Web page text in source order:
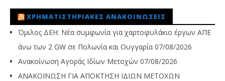
ΧΡΗΜΑΤΙΣΤΗΡΙΑΚΈΣ ΑΝΑΚΟΙΝΏΣΕΙΣ
Όμιλος ΔΕΗ: Νέα συμφωνία για χαρτοφυλάκιο έργων ΑΠΕ
άνω των 2 GW σε Πολωνία και Ουγγαρία 07/08/2026
Ανακοίνωση Αγοράς Ιδίων Μετοχών 07/08/2026
ΑΝΑΚΟΙΝΩΣΗ ΓΙΑ ΑΠΟΚΤΗΣΗ ΙΔΙΩΝ ΜΕΤΟΧΩΝ